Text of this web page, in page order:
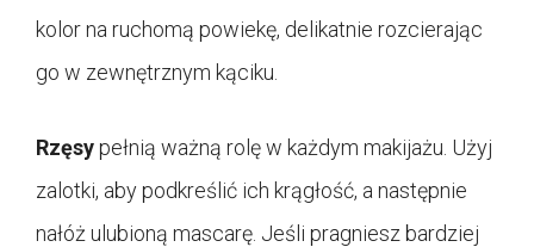
kolor na ruchomą powiekę, delikatnie rozcierając
go w zewnętrznym kąciku.
Rzęsypełnią ważną rolę w każdym makijażu. Użyj
zalotki, aby podkreślić ich krągłość, a następnie
nałóż ulubioną mascarę. Jeśli pragniesz bardziej